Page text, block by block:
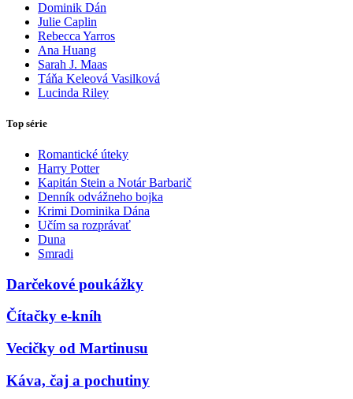
Dominik Dán
Julie Caplin
Rebecca Yarros
Ana Huang
Sarah J. Maas
Táňa Keleová Vasilková
Lucinda Riley
Top série
Romantické úteky
Harry Potter
Kapitán Stein a Notár Barbarič
Denník odvážneho bojka
Krimi Dominika Dána
Učím sa rozprávať
Duna
Smradi
Darčekové poukážky
Čítačky e-kníh
Vecičky od Martinusu
Káva, čaj a pochutiny